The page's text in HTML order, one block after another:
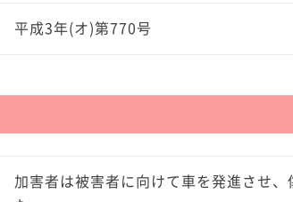
平成3年(オ)第770号
加害者は被害者に向けて車を発進させ、